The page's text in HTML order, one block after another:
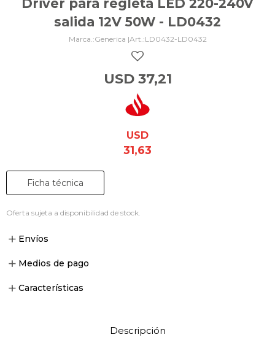
Driver para regleta LED 220-240V
salida 12V 50W - LD0432
Generica | LD0432-LD0432
USD 37,21
USD
31,63
Ficha técnica
Oferta sujeta a disponibilidad de stock.
Envíos
Medios de pago
Características
Descripción